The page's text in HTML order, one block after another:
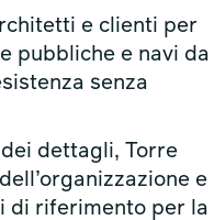
e clienti per
pubbliche e navi da
senza
dettagli, Torre
e
di riferimento per la